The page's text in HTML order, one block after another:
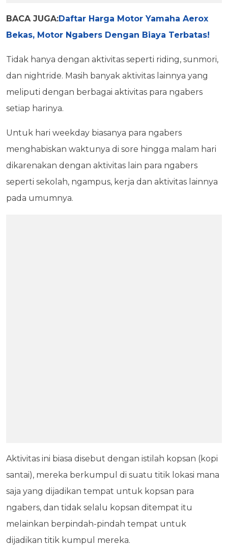
BACA JUGA:Daftar Harga Motor Yamaha Aerox
Bekas, Motor Ngabers Dengan Biaya Terbatas!
Tidak hanya dengan aktivitas seperti riding, sunmori,
dan nightride. Masih banyak aktivitas lainnya yang
meliputi dengan berbagai aktivitas para ngabers
setiap harinya.
Untuk hari weekday biasanya para ngabers
menghabiskan waktunya di sore hingga malam hari
dikarenakan dengan aktivitas lain para ngabers
seperti sekolah, ngampus, kerja dan aktivitas lainnya
pada umumnya.
Aktivitas ini biasa disebut dengan istilah kopsan (kopi
santai), mereka berkumpul di suatu titik lokasi mana
saja yang dijadikan tempat untuk kopsan para
ngabers, dan tidak selalu kopsan ditempat itu
melainkan berpindah-pindah tempat untuk
dijadikan titik kumpul mereka.